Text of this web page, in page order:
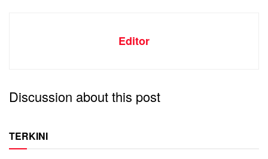
Editor
Discussion about this post
TERKINI